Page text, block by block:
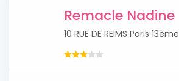
Remacle Nadine
10 RUE DE REIMS Paris 13ème